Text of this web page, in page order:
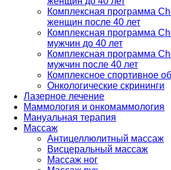
Комплексная программа
женщин после 40 лет
Комплексная программа
мужчин до 40 лет
Комплексная программа
мужчин после 40 лет
Комплексное спортивное
Онкологические скрининги
Лазерное лечение
Маммология и онкомаммология
Мануальная терапия
Массаж
Антицеллюлитный массаж
Висцеральный массаж
Массаж ног